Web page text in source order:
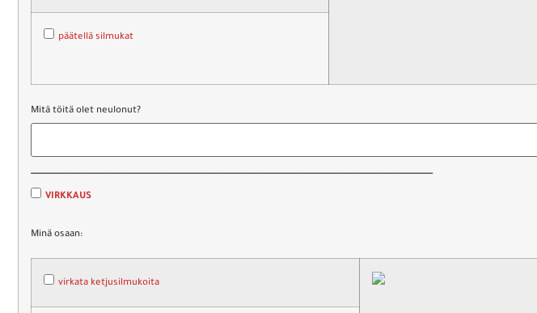
päätellä silmukat
Mitä töitä olet neulonut?
_______________________________________________________________________
VIRKKAUS
Minä osaan:
virkata ketjusilmukoita